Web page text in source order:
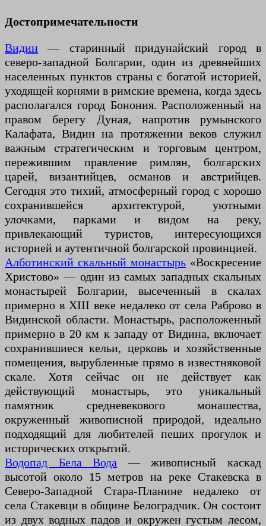
Достопримечательности
Видин — старинный придунайский город в
северо-западной Болгарии, один из древнейших
населенных пунктов страны с богатой историей,
уходящей корнями в римские времена, когда здесь
располагался город Бонония. Расположенный на
правом берегу Дуная, напротив румынского
Калафата, Видин на протяжении веков служил
важным стратегическим и торговым центром,
пережившим правление римлян, болгарских
царей, византийцев, османов и австрийцев.
Сегодня это тихий, атмосферный город с хорошо
сохранившейся архитектурой, уютными
улочками, парками и видом на реку,
привлекающий туристов, интересующихся
историей и аутентичной болгарской провинцией.
Алботинский скальный монастырь «Воскресение
Христово» — один из самых западных скальных
монастырей Болгарии, высеченный в скалах
примерно в XIII веке недалеко от села Раброво в
Видинской области. Монастырь, расположенный
примерно в 20 км к западу от Видина, включает
сохранившиеся кельи, церковь и хозяйственные
помещения, вырубленные прямо в известняковой
скале. Хотя сейчас он не действует как
действующий монастырь, это уникальный
памятник средневекового монашества,
окруженный живописной природой, идеально
подходящий для любителей пеших прогулок и
исторических открытий.
Водопад Бела Вода — живописный каскад
высотой около 15 метров на реке Стакевска в
Северо-Западной Стара-Планине недалеко от
села Стакевци в общине Белоградчик. Он состоит
из двух водных падов и окружен густым лесом,